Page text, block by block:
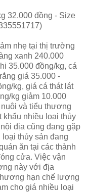
32.000 đồng - Size
nhẹ tại thị trường
xanh 240.000
35.000 đồng/kg, cá
giá 35.000 -
kg, giá cá thát lát
kg giảm 10.000
và tiểu thương
khẩu nhiều loại thủy
địa cũng đang gặp
thủy sản đang
ăn tại các thành
cửa. Việc vận
này với địa
hạn chế lượng
cho giá nhiều loại